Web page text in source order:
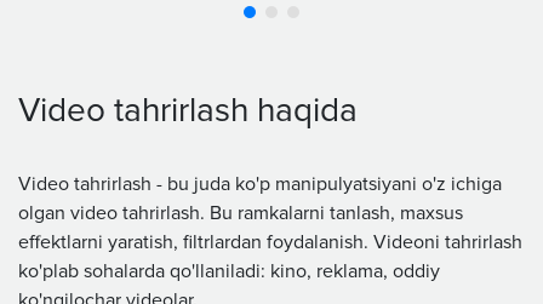
Video tahrirlash haqida
Video tahrirlash - bu juda ko'p manipulyatsiyani o'z ichiga
olgan video tahrirlash. Bu ramkalarni tanlash, maxsus
effektlarni yaratish, filtrlardan foydalanish. Videoni tahrirlash
ko'plab sohalarda qo'llaniladi: kino, reklama, oddiy